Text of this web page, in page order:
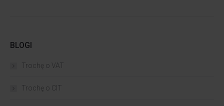
BLOGI
Trochę o VAT
Trochę o CIT